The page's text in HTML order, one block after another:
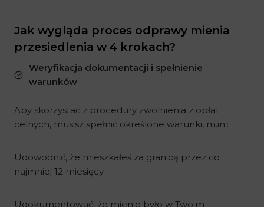
Jak wygląda proces odprawy mienia
przesiedlenia w 4 krokach?
Weryfikacja dokumentacji i spełnienie
warunków
Aby skorzystać z procedury zwolnienia z opłat
celnych, musisz spełnić określone warunki, m.in.:
Udowodnić, że mieszkałeś za granicą przez co
najmniej 12 miesięcy.
Udokumentować, że mienie było w Twoim